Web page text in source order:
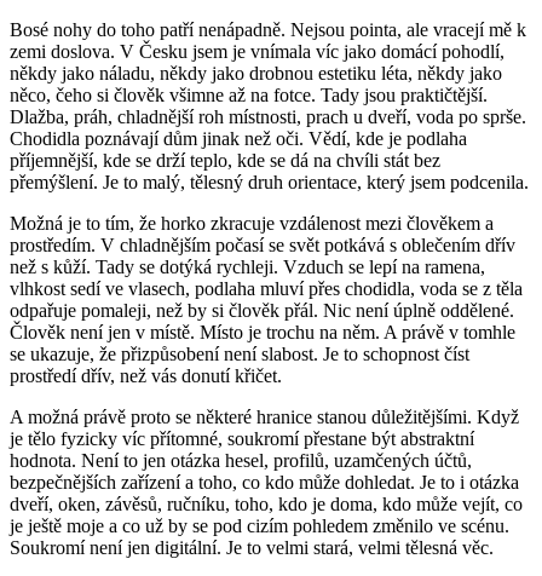
Bosé nohy do toho patří nenápadně. Nejsou pointa, ale vracejí mě k
zemi doslova. V Česku jsem je vnímala víc jako domácí pohodlí,
někdy jako náladu, někdy jako drobnou estetiku léta, někdy jako
něco, čeho si člověk všimne až na fotce. Tady jsou praktičtější.
Dlažba, práh, chladnější roh místnosti, prach u dveří, voda po sprše.
Chodidla poznávají dům jinak než oči. Vědí, kde je podlaha
příjemnější, kde se drží teplo, kde se dá na chvíli stát bez
přemýšlení. Je to malý, tělesný druh orientace, který jsem podcenila.
Možná je to tím, že horko zkracuje vzdálenost mezi člověkem a
prostředím. V chladnějším počasí se svět potkává s oblečením dřív
než s kůží. Tady se dotýká rychleji. Vzduch se lepí na ramena,
vlhkost sedí ve vlasech, podlaha mluví přes chodidla, voda se z těla
odpařuje pomaleji, než by si člověk přál. Nic není úplně oddělené.
Člověk není jen v místě. Místo je trochu na něm. A právě v tomhle
se ukazuje, že přizpůsobení není slabost. Je to schopnost číst
prostředí dřív, než vás donutí křičet.
A možná právě proto se některé hranice stanou důležitějšími. Když
je tělo fyzicky víc přítomné, soukromí přestane být abstraktní
hodnota. Není to jen otázka hesel, profilů, uzamčených účtů,
bezpečnějších zařízení a toho, co kdo může dohledat. Je to i otázka
dveří, oken, závěsů, ručníku, toho, kdo je doma, kdo může vejít, co
je ještě moje a co už by se pod cizím pohledem změnilo ve scénu.
Soukromí není jen digitální. Je to velmi stará, velmi tělesná věc.